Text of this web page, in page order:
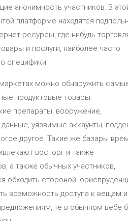
анонимность участников. В
платформе находятся
ресурсы, где-нибудь
и послуги, наиболее часто
специфики.
можно обнаружить
продуктовые товары:
препараты, вооружение,
уязвимые аккаунты,
другое. Такие же базары
восторг и также
а также обычных участников,
обходить стороной
возможность доступа к вещам и
те в обычном вебе